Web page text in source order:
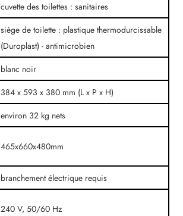
cuvette des toilettes : sanitaires
siège de toilette : plastique thermodurcissable
(Duroplast) - antimicrobien
blanc noir
384 x 593 x 380 mm (L x P x H)
environ 32 kg nets
465x660x480mm
branchement électrique requis
240 V, 50/60 Hz